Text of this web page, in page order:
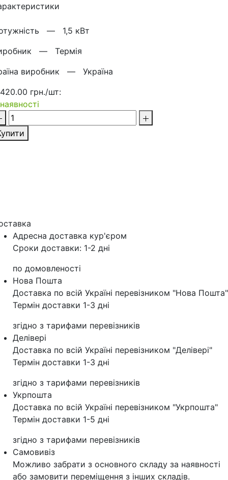
— 1,5 кВт
— Термія
виробник — Україна
грн./шт:
Адресна доставка кур'‎єром
Сроки доставки: 1-2 дні
по домовленості
Нова Пошта
Доставка по всій Україні перевізником "Нова Пошта"
Термін доставки 1-3 дні
згідно з тарифами перевізників
Делівері
Доставка по всій Україні перевізником "Делівері"
Термін доставки 1-3 дні
згідно з тарифами перевізників
Укрпошта
Доставка по всій Україні перевізником "Укрпошта"
Термін доставки 1-5 дні
згідно з тарифами перевізників
Самовивіз
Можливо забрати з основного складу за наявності
або замовити переміщення з інших складів.